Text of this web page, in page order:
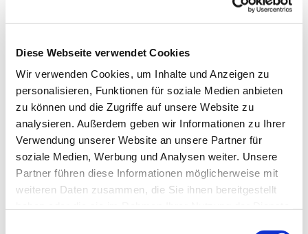
Diese Webseite verwendet Cookies
Wir verwenden Cookies, um Inhalte und Anzeigen zu
personalisieren, Funktionen für soziale Medien anbieten
zu können und die Zugriffe auf unsere Website zu
analysieren. Außerdem geben wir Informationen zu Ihrer
Verwendung unserer Website an unsere Partner für
soziale Medien, Werbung und Analysen weiter. Unsere
Partner führen diese Informationen möglicherweise mit
weiteren Daten zusammen, die Sie ihnen bereitgestellt
katholisch taufen
Die Zahl der
Erwachsenentaufen ist
im vergangenen Jahr
gestiegen. Auch in den
deutschen
Nachbarländern gab es
laut Zahlen der Deutschen Bischofskonferenz mehr
Taufen von Volljährigen.
07.08.2026 14:34:19
Seelsorger:
Niedrigwasser große
Herausforderung für
Binnenschiffer
Vom Niedrigwasser in